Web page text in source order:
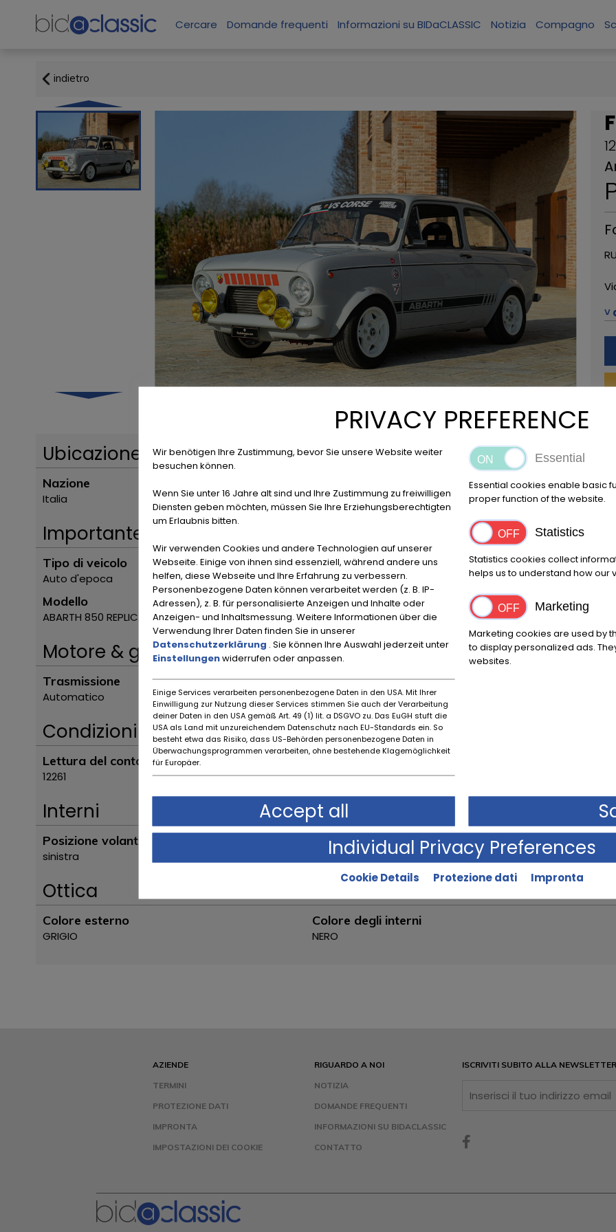
Cercare Domande frequenti Informazioni su BIDaCLASSIC Notizia Compagno
indietro
˅
Ubicazione
Nazione
Italia Reggio Emilia
Importante
Tipo di veicolo
Auto d'epoca
Marca
Fiat 1970
Modello
ABARTH 850 REPLICA
Motore & guida
Trasmissione
Automatico
Condizioni
Lettura del contachilometri
12261
Descrizione dello stato
Stato originale
Interni
Posizione volante
sinistra
Ottica
Colore esterno
GRIGIO
Colore degli interni
NERO
AZIENDE
TERMINI
PROTEZIONE DATI
IMPRONTA
IMPOSTAZIONI DEI COOKIE
RIGUARDO A NOI
NOTIZIA
DOMANDE FREQUENTI
INFORMAZIONI SU BIDACLASSIC
CONTATTO
ISCRIVITI SUBITO ALLA NEWSLETTER
PRIVACY PREFERENCE
Wir benötigen Ihre Zustimmung, bevor Sie unsere Website weiter
besuchen können.
Wenn Sie unter 16 Jahre alt sind und Ihre Zustimmung zu freiwilligen
Diensten geben möchten, müssen Sie Ihre Erziehungsberechtigten
um Erlaubnis bitten.
Wir verwenden Cookies und andere Technologien auf unserer
Webseite. Einige von ihnen sind essenziell, während andere uns
helfen, diese Webseite und Ihre Erfahrung zu verbessern.
Personenbezogene Daten können verarbeitet werden (z. B. IP-
Adressen), z. B. für personalisierte Anzeigen und Inhalte oder
Anzeigen- und Inhaltsmessung. Weitere Informationen über die
Verwendung Ihrer Daten finden Sie in unserer
Datenschutzerklärung . Sie können Ihre Auswahl jederzeit unter
Einstellungenwiderrufen oder anpassen.
Einige Services verarbeiten personenbezogene Daten in den USA. Mit Ihrer
Einwilligung zur Nutzung dieser Services stimmen Sie auch der Verarbeitung
deiner Daten in den USA gemäß Art. 49 (1) lit. a DSGVO zu. Das EuGH stuft die
USA als Land mit unzureichendem Datenschutz nach EU-Standards ein. So
besteht etwa das Risiko, dass US-Behörden personenbezogene Daten in
Überwachungsprogrammen verarbeiten, ohne bestehende Klagemöglichkeit
für Europäer.
Essential
Essential cookies enable basic
proper function of the website.
Statistics
Statistics cookies collect
helps us to understand how our
Marketing
Marketing cookies are used by
to display personalized ads.
websites.
Accept all
Individual Privacy Preferences
Cookie Details Protezione dati Impronta